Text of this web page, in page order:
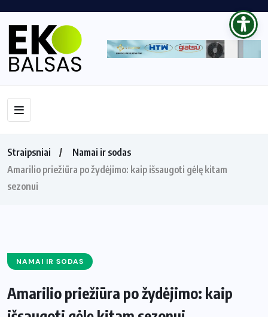
Straipsniai
Namai ir sodas
Amarilio priežiūra po žydėjimo: kaip išsaugoti gėlę kitam
sezonui
NAMAI IR SODAS
Amarilio priežiūra po žydėjimo: kaip